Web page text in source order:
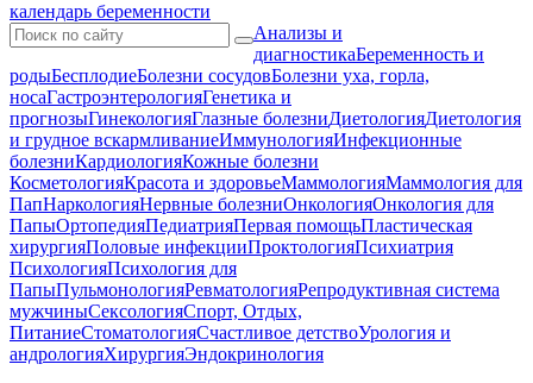
календарь беременности
Анализы и
диагностикаБеременность и
родыБесплодиеБолезни сосудовБолезни уха, горла,
носаГастроэнтерологияГенетика и
прогнозыГинекологияГлазные болезниДиетологияДиетология
и грудное вскармливаниеИммунологияИнфекционные
болезниКардиологияКожные болезни
КосметологияКрасота и здоровьеМаммологияМаммология для
ПапНаркологияНервные болезниОнкологияОнкология для
ПапыОртопедияПедиатрияПервая помощьПластическая
хирургияПоловые инфекцииПроктологияПсихиатрия
ПсихологияПсихология для
ПапыПульмонологияРевматологияРепродуктивная система
мужчиныСексологияСпорт, Отдых,
ПитаниеСтоматологияСчастливое детствоУрология и
андрологияХирургияЭндокринология